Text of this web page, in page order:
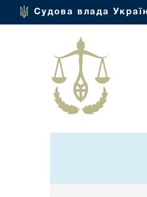
Судова влада